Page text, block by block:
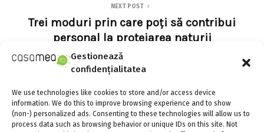
Gestionează
confidențialitatea
We use technologies like cookies to store and/or access device
information. We do this to improve browsing experience and to show
(non-) personalized ads. Consenting to these technologies will allow us to
process data such as browsing behavior or unique IDs on this site. Not
NEXT POST
Trei moduri prin care poți să contribui
personal la protejarea naturii